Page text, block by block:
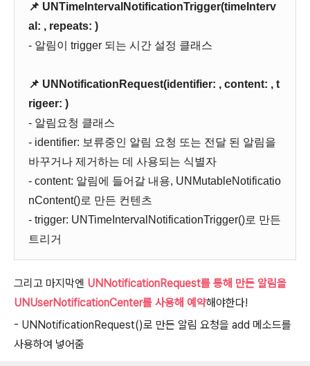
📌 UNTimeIntervalNotificationTrigger(timeInterv
al: , repeats: )
- 알림이 trigger 되는 시간 설정 클래스
📌 UNNotificationRequest(identifier: , content: , t
rigeer: )
- 알림요청 클래스
- identifier: 보류중인 알림 요청 또는 전달 된 알림을
바꾸거나 제거하는 데 사용되는 식별자
- content: 알림에 들어갈 내용, UNMutableNotificatio
nContent()로 만든 컨텐츠
- trigger: UNTimeIntervalNotificationTrigger()로 만든
트리거
그리고 마지막엔 UNNotificationRequest를 통해 만든 알림을
UNUserNotificationCenter를 사용해 예약해야한다!
- UNNotificationRequest()로 만든 알림 요청을 add 메소드를
사용하여 넣어줌